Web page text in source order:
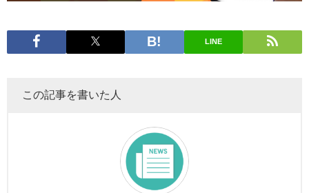
LINE
この記事を書いた人